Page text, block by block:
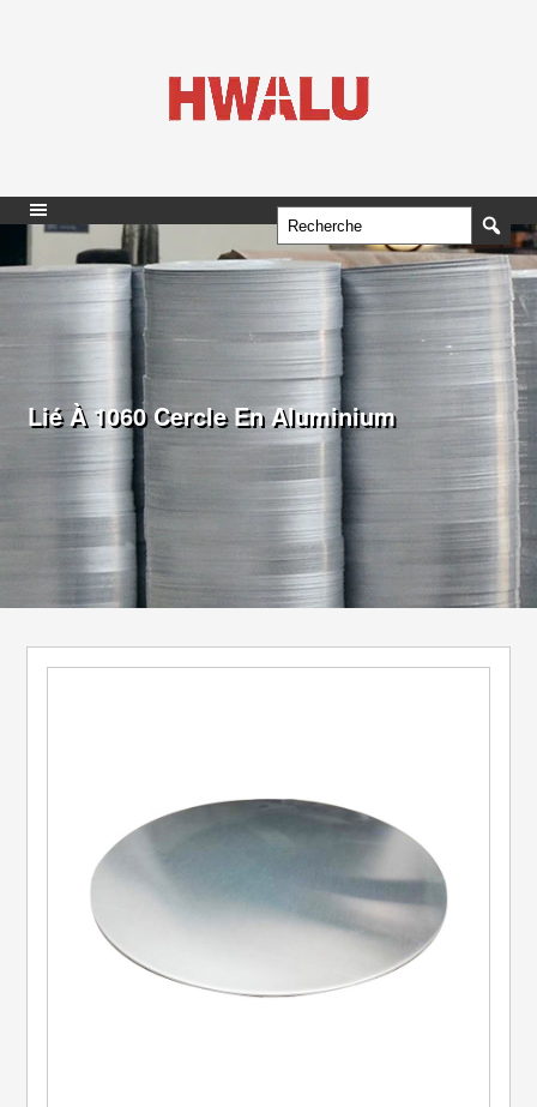
Lié À 1060 Cercle En Aluminium